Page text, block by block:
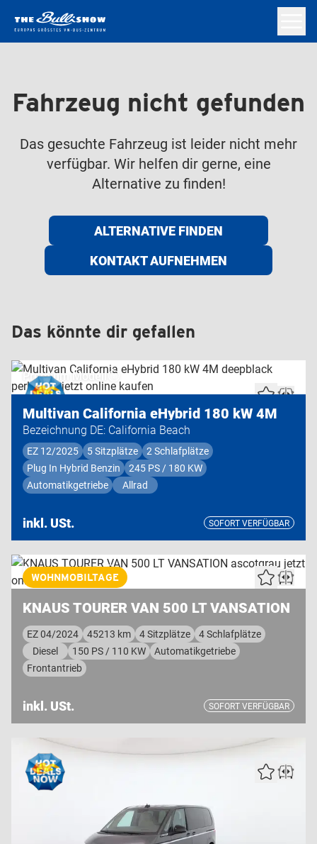
Fahrzeug nicht gefunden
Das gesuchte Fahrzeug ist leider nicht mehr
verfügbar. Wir helfen dir gerne, eine
Alternative zu finden!
ALTERNATIVE FINDEN
KONTAKT AUFNEHMEN
Das könnte dir gefallen
Premium Modell
Multivan California eHybrid 180 kW 4M
Bezeichnung DE: California Beach
EZ 12/2025 5 Sitzplätze
2 Schlafplätze
Plug In Hybrid Benzin
245 PS / 180 KW
Automatikgetriebe
Allrad
inkl. USt. SOFORT VERFÜGBAR
Highend Modell
WOHNMOBILTAGE
KNAUS TOURER VAN 500 LT VANSATION
EZ 04/2024 45213 km 4 Sitzplätze
4 Schlafplätze
Diesel
150 PS / 110 KW
Automatikgetriebe
Frontantrieb
inkl. USt. SOFORT VERFÜGBAR